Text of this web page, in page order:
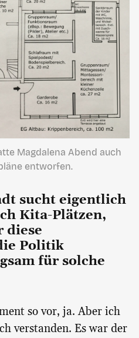
Magdalena Abend auch
entworfen.
sucht eigentlich
Kita-Plätzen,
diese
Politik
für solche
so vor, ja. Aber ich
verstanden. Es war der